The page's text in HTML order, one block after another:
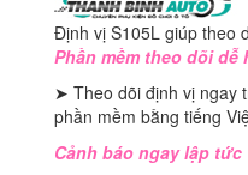
Định vị S105L giúp theo
Phần mềm theo dõi dễ
➤ Theo dõi định vị ngay
phần mềm bằng tiếng
Cảnh báo ngay lập tức